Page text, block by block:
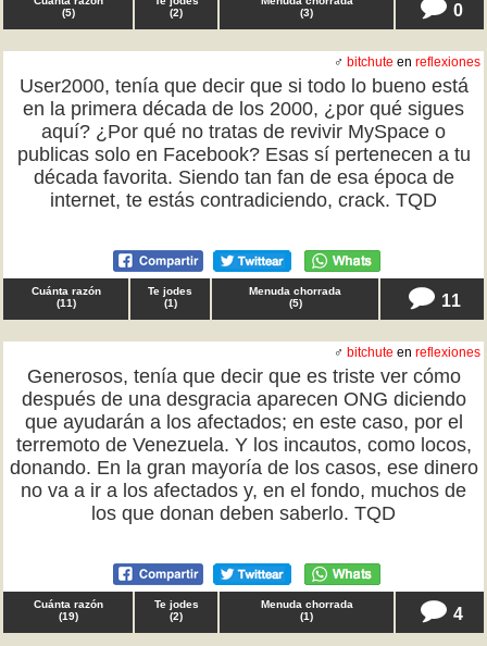
(5)
(2)
(3) 0
♂ bitchute en reflexiones
User2000, tenía que decir que si todo lo bueno está
en la primera década de los 2000, ¿por qué sigues
aquí? ¿Por qué no tratas de revivir MySpace o
publicas solo en Facebook? Esas sí pertenecen a tu
década favorita. Siendo tan fan de esa época de
internet, te estás contradiciendo, crack. TQD
Cuánta razón
(11)
Te jodes
(1)
Menuda chorrada
(5) 11
♂ bitchute en reflexiones
Generosos, tenía que decir que es triste ver cómo
después de una desgracia aparecen ONG diciendo
que ayudarán a los afectados; en este caso, por el
terremoto de Venezuela. Y los incautos, como locos,
donando. En la gran mayoría de los casos, ese dinero
no va a ir a los afectados y, en el fondo, muchos de
los que donan deben saberlo. TQD
Cuánta razón
(19)
Te jodes
(2)
Menuda chorrada
(1) 4